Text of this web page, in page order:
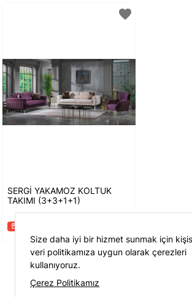
favorite
SERGİ YAKAMOZ KOLTUK
TAKIMI (3+3+1+1)
storefront
Size daha iyi bir hizmet sunmak için
veri politikamıza uygun olarak çerezleri
kullanıyoruz.
Çerez Politikamız